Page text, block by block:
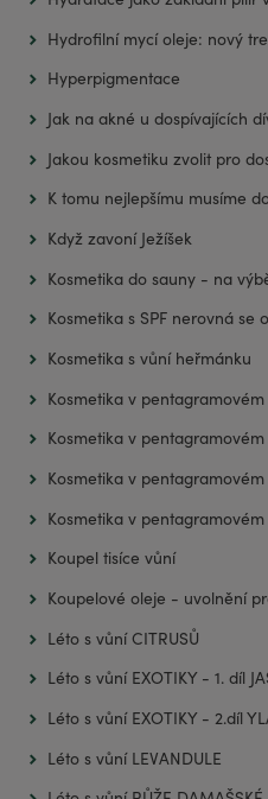
Hydrofilní mycí oleje: nový
Hyperpigmentace
Jak na akné u dospívajících
Jakou kosmetiku zvolit pro
K tomu nejlepšímu musíme
Když zavoní Ježíšek
Kosmetika do sauny - na
Kosmetika s SPF nerovná se
Kosmetika s vůní heřmánku
Kosmetika v
Kosmetika v
Kosmetika v
Kosmetika v
Koupel tisíce vůní
Koupelové oleje - uvolnění
Léto s vůní CITRUSŮ
Léto s vůní EXOTIKY - 1. díl
Léto s vůní EXOTIKY - 2.díl
Léto s vůní LEVANDULE